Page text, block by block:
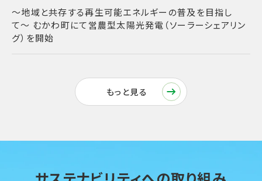
〜地域と共存する再生可能エネルギーの普及を目指し
て〜 むかわ町にて営農型太陽光発電（ソーラーシェアリン
グ）を開始
もっと見る